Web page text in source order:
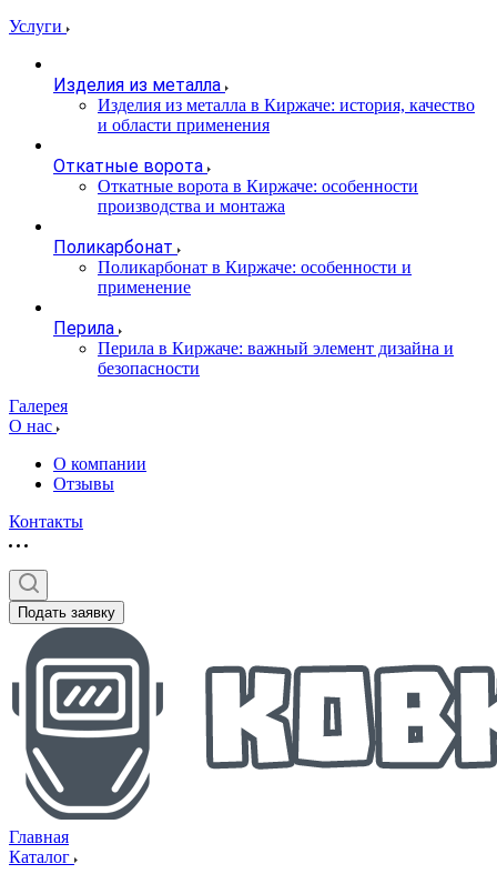
Услуги
Изделия из металла
Изделия из металла в Киржаче: история, качество
и области применения
Откатные ворота
Откатные ворота в Киржаче: особенности
производства и монтажа
Поликарбонат
Поликарбонат в Киржаче: особенности и
применение
Перила
Перила в Киржаче: важный элемент дизайна и
безопасности
Галерея
О нас
О компании
Отзывы
Контакты
Подать заявку
Главная
Каталог